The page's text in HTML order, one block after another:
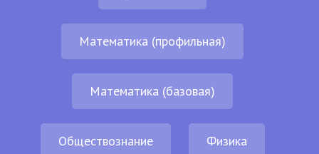
Математика (профильная)
Математика (базовая)
Обществознание Физика